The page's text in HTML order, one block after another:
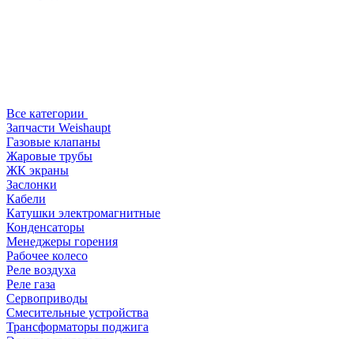
Все категории
Запчасти Weishaupt
Газовые клапаны
Жаровые трубы
ЖК экраны
Заслонки
Кабели
Катушки электромагнитные
Конденсаторы
Менеджеры горения
Рабочее колесо
Реле воздухa
Реле газа
Сервоприводы
Смесительные устройства
Трансформаторы поджига